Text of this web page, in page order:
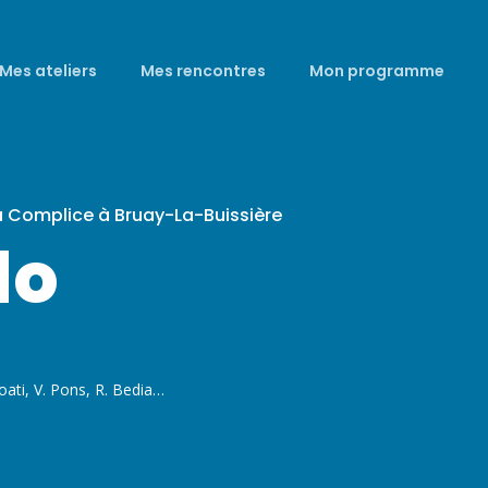
Mes ateliers Mes rencontres Mon programme
Complice à Bruay-La-Buissière
V. Pons, R. Bedia…